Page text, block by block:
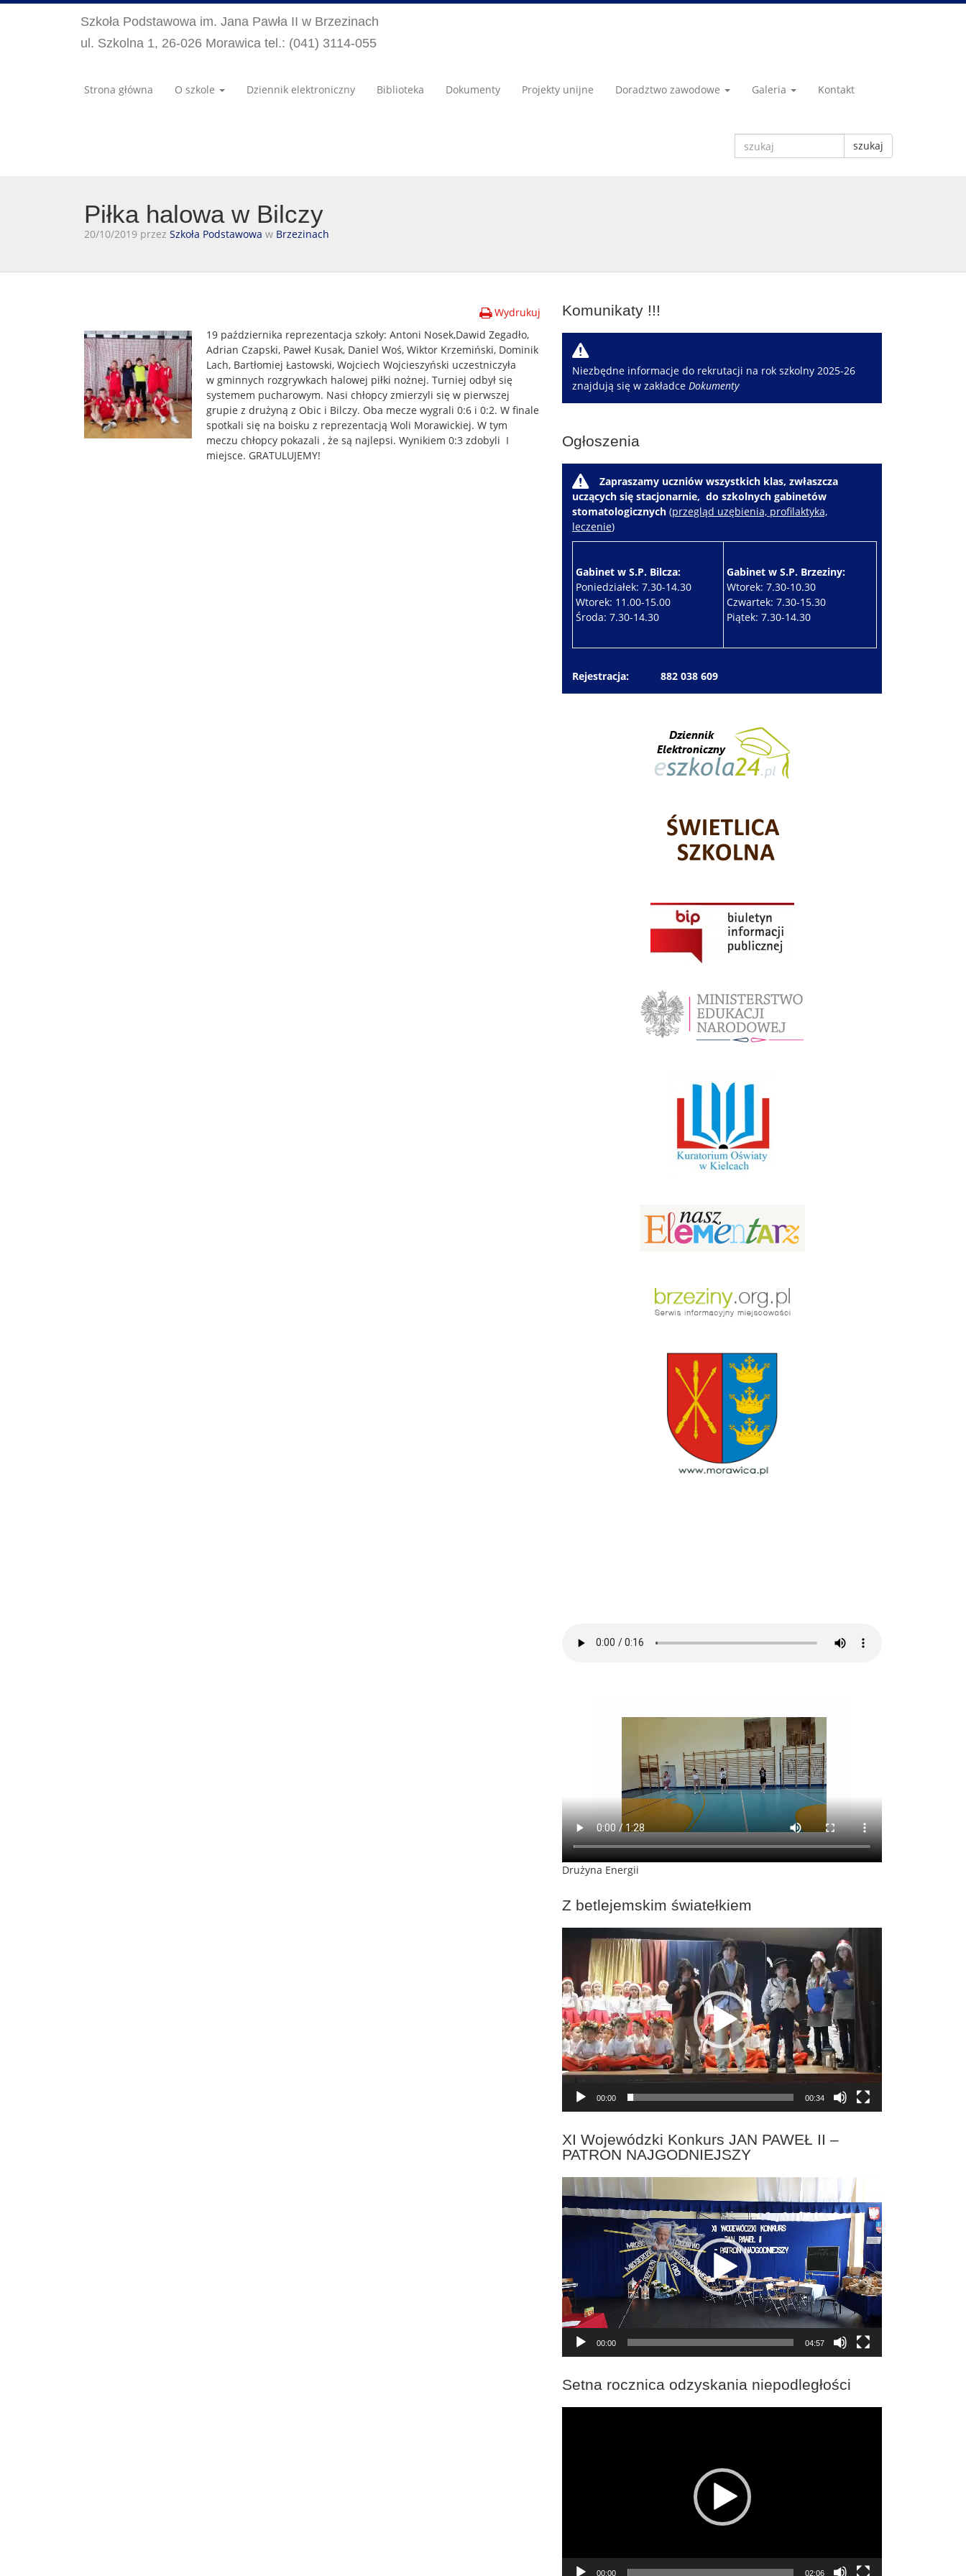
Szkoła Podstawowa im. Jana Pawła II w Brzezinach
ul. Szkolna 1, 26-026 Morawica tel.: (041) 3114-055
Strona główna O szkole Dziennik elektroniczny Biblioteka Dokumenty Projekty unijne Doradztwo zawodowe Galeria Kontakt
szukaj
Piłka halowa w Bilczy
20/10/2019 przez Szkoła Podstawowa w Brzezinach
Wydrukuj
19 października reprezentacja szkoły: Antoni Nosek,Dawid Zegadło,
Adrian Czapski, Paweł Kusak, Daniel Woś, Wiktor Krzemiński, Dominik
Lach, Bartłomiej Łastowski, Wojciech Wojcieszyński uczestniczyła
w gminnych rozgrywkach halowej piłki nożnej. Turniej odbył się
systemem pucharowym. Nasi chłopcy zmierzyli się w pierwszej
grupie z drużyną z Obic i Bilczy. Oba mecze wygrali 0:6 i 0:2. W finale
spotkali się na boisku z reprezentacją Woli Morawickiej. W tym
meczu chłopcy pokazali , że są najlepsi. Wynikiem 0:3 zdobyli I
miejsce. GRATULUJEMY!
Komunikaty !!!
W
Niezbędne informacje do rekrutacji na rok szkolny 2025-26
znajdują się w zakładce Dokumenty
Ogłoszenia
W
Zapraszamy uczniów wszystkich klas, zwłaszcza
uczących się stacjonarnie, do szkolnych gabinetów
stomatologicznych (przegląd uzębienia, profilaktyka,
leczenie)
Gabinet w S.P. Bilcza:
Poniedziałek: 7.30-14.30
Wtorek: 11.00-15.00
Środa: 7.30-14.30
Gabinet w S.P. Brzeziny:
Wtorek: 7.30-10.30
Czwartek: 7.30-15.30
Piątek: 7.30-14.30
Rejestracja: 882 038 609
Drużyna Energii
Z betlejemskim światełkiem
Odtwarzacz
00:00 00:34
XI Wojewódzki Konkurs JAN PAWEŁ II –
PATRON NAJGODNIEJSZY
Odtwarzacz
video
00:00 04:57
Setna rocznica odzyskania niepodległości
00:00 02:06